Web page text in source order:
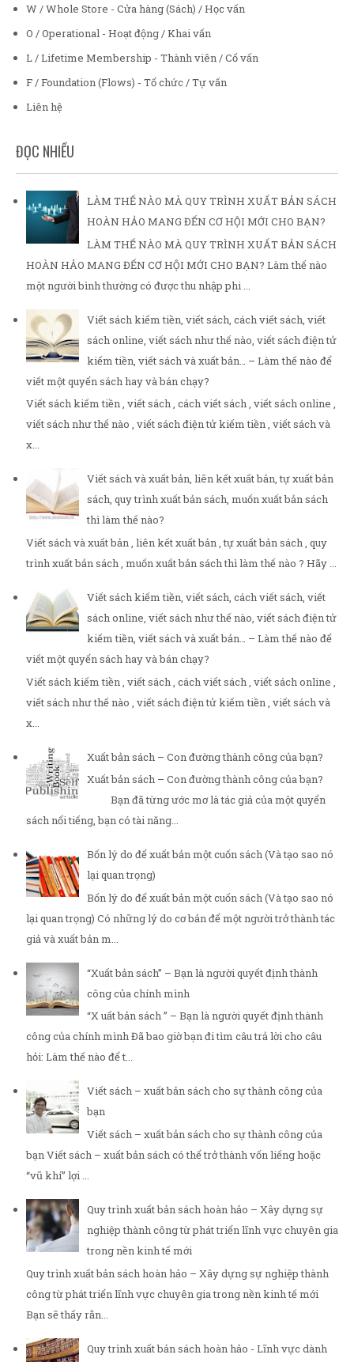
W / Whole Store - Cửa hàng (Sách) / Học vấn
O / Operational - Hoạt động / Khai vấn
L / Lifetime Membership - Thành viên / Cố vấn
F / Foundation (Flows) - Tổ chức / Tự vấn
Liên hệ
ĐỌC NHIỀU
LÀM THẾ NÀO MÀ QUY TRÌNH XUẤT BẢN SÁCH
HOÀN HẢO MANG ĐẾN CƠ HỘI MỚI CHO BẠN?
LÀM THẾ NÀO MÀ QUY TRÌNH XUẤT BẢN SÁCH
HOÀN HẢO MANG ĐẾN CƠ HỘI MỚI CHO BẠN? Làm thế nào
một người bình thường có được thu nhập phi ...
Viết sách kiếm tiền, viết sách, cách viết sách, viết
sách online, viết sách như thế nào, viết sách điện tử
kiếm tiền, viết sách và xuất bản… – Làm thế nào để
viết một quyển sách hay và bán chạy?
Viết sách kiếm tiền , viết sách , cách viết sách , viết sách online ,
viết sách như thế nào , viết sách điện tử kiếm tiền , viết sách và
x...
Viết sách và xuất bản, liên kết xuất bản, tự xuất bản
sách, quy trình xuất bản sách, muốn xuất bản sách
thì làm thế nào?
Viết sách và xuất bản , liên kết xuất bản , tự xuất bản sách , quy
trình xuất bản sách , muốn xuất bản sách thì làm thế nào ? Hãy ...
Viết sách kiếm tiền, viết sách, cách viết sách, viết
sách online, viết sách như thế nào, viết sách điện tử
kiếm tiền, viết sách và xuất bản… – Làm thế nào để
viết một quyển sách hay và bán chạy?
Viết sách kiếm tiền , viết sách , cách viết sách , viết sách online ,
viết sách như thế nào , viết sách điện tử kiếm tiền , viết sách và
x...
Xuất bản sách – Con đường thành công của bạn?
Xuất bản sách – Con đường thành công của bạn?
Bạn đã từng ước mơ là tác giả của một quyển
sách nổi tiếng, bạn có tài năng...
Bốn lý do để xuất bản một cuốn sách (Và tạo sao nó
lại quan trọng)
Bốn lý do để xuất bản một cuốn sách (Và tạo sao nó
lại quan trọng) Có những lý do cơ bản để một người trở thành tác
giả và xuất bản m...
“Xuất bản sách” – Bạn là người quyết định thành
công của chính mình
“X uất bản sách ” – Bạn là người quyết định thành
công của chính mình Đã bao giờ bạn đi tìm câu trả lời cho câu
hỏi: Làm thế nào để t...
Viết sách – xuất bản sách cho sự thành công của
bạn
Viết sách – xuất bản sách cho sự thành công của
bạn Viết sách – xuất bản sách có thể trở thành vốn liếng hoặc
“vũ khí” lợi ...
Quy trình xuất bản sách hoàn hảo – Xây dựng sự
nghiệp thành công từ phát triển lĩnh vực chuyên gia
trong nền kinh tế mới
Quy trình xuất bản sách hoàn hảo – Xây dựng sự nghiệp thành
công từ phát triển lĩnh vực chuyên gia trong nền kinh tế mới
Bạn sẽ thấy rằn...
Quy trình xuất bản sách hoàn hảo - Lĩnh vực dành